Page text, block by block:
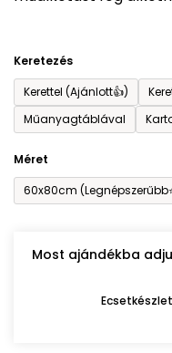
Keretezés
Kerettel (Ajánlott👍)
Műanyagtáblával
Méret
60x80cm
Most ajándékba